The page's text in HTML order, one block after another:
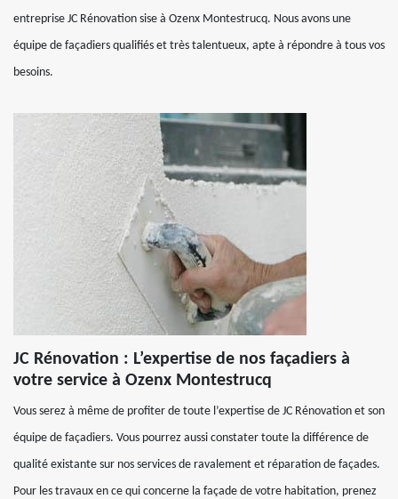
entreprise JC Rénovation sise à Ozenx Montestrucq. Nous avons une
équipe de façadiers qualifiés et très talentueux, apte à répondre à tous vos
besoins.
JC Rénovation : L’expertise de nos façadiers à
votre service à Ozenx Montestrucq
Vous serez à même de profiter de toute l’expertise de JC Rénovation et son
équipe de façadiers. Vous pourrez aussi constater toute la différence de
qualité existante sur nos services de ravalement et réparation de façades.
Pour les travaux en ce qui concerne la façade de votre habitation, prenez